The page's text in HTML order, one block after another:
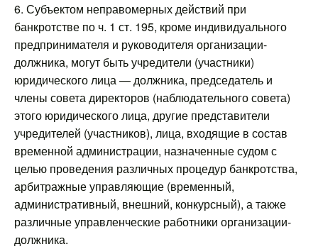
6. Субъектом неправомерных действий при
банкротстве по ч. 1 ст. 195, кроме индивидуального
предпринимателя и руководителя организации-
должника, могут быть учредители (участники)
юридического лица — должника, председатель и
члены совета директоров (наблюдательного совета)
этого юридического лица, другие представители
учредителей (участников), лица, входящие в состав
временной администрации, назначенные судом с
целью проведения различных процедур банкротства,
арбитражные управляющие (временный,
административный, внешний, конкурсный), а также
различные управленческие работники организации-
должника.